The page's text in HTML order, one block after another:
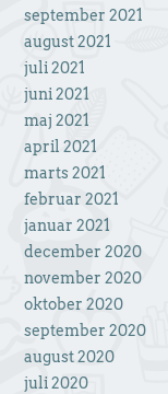
september 2021
august 2021
juli 2021
juni 2021
maj 2021
april 2021
marts 2021
februar 2021
januar 2021
december 2020
november 2020
oktober 2020
september 2020
august 2020
juli 2020